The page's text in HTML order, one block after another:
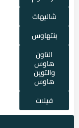
شاليهات
بنتهاوس
التاون
هاوس
والتوين
هاوس
فيلات